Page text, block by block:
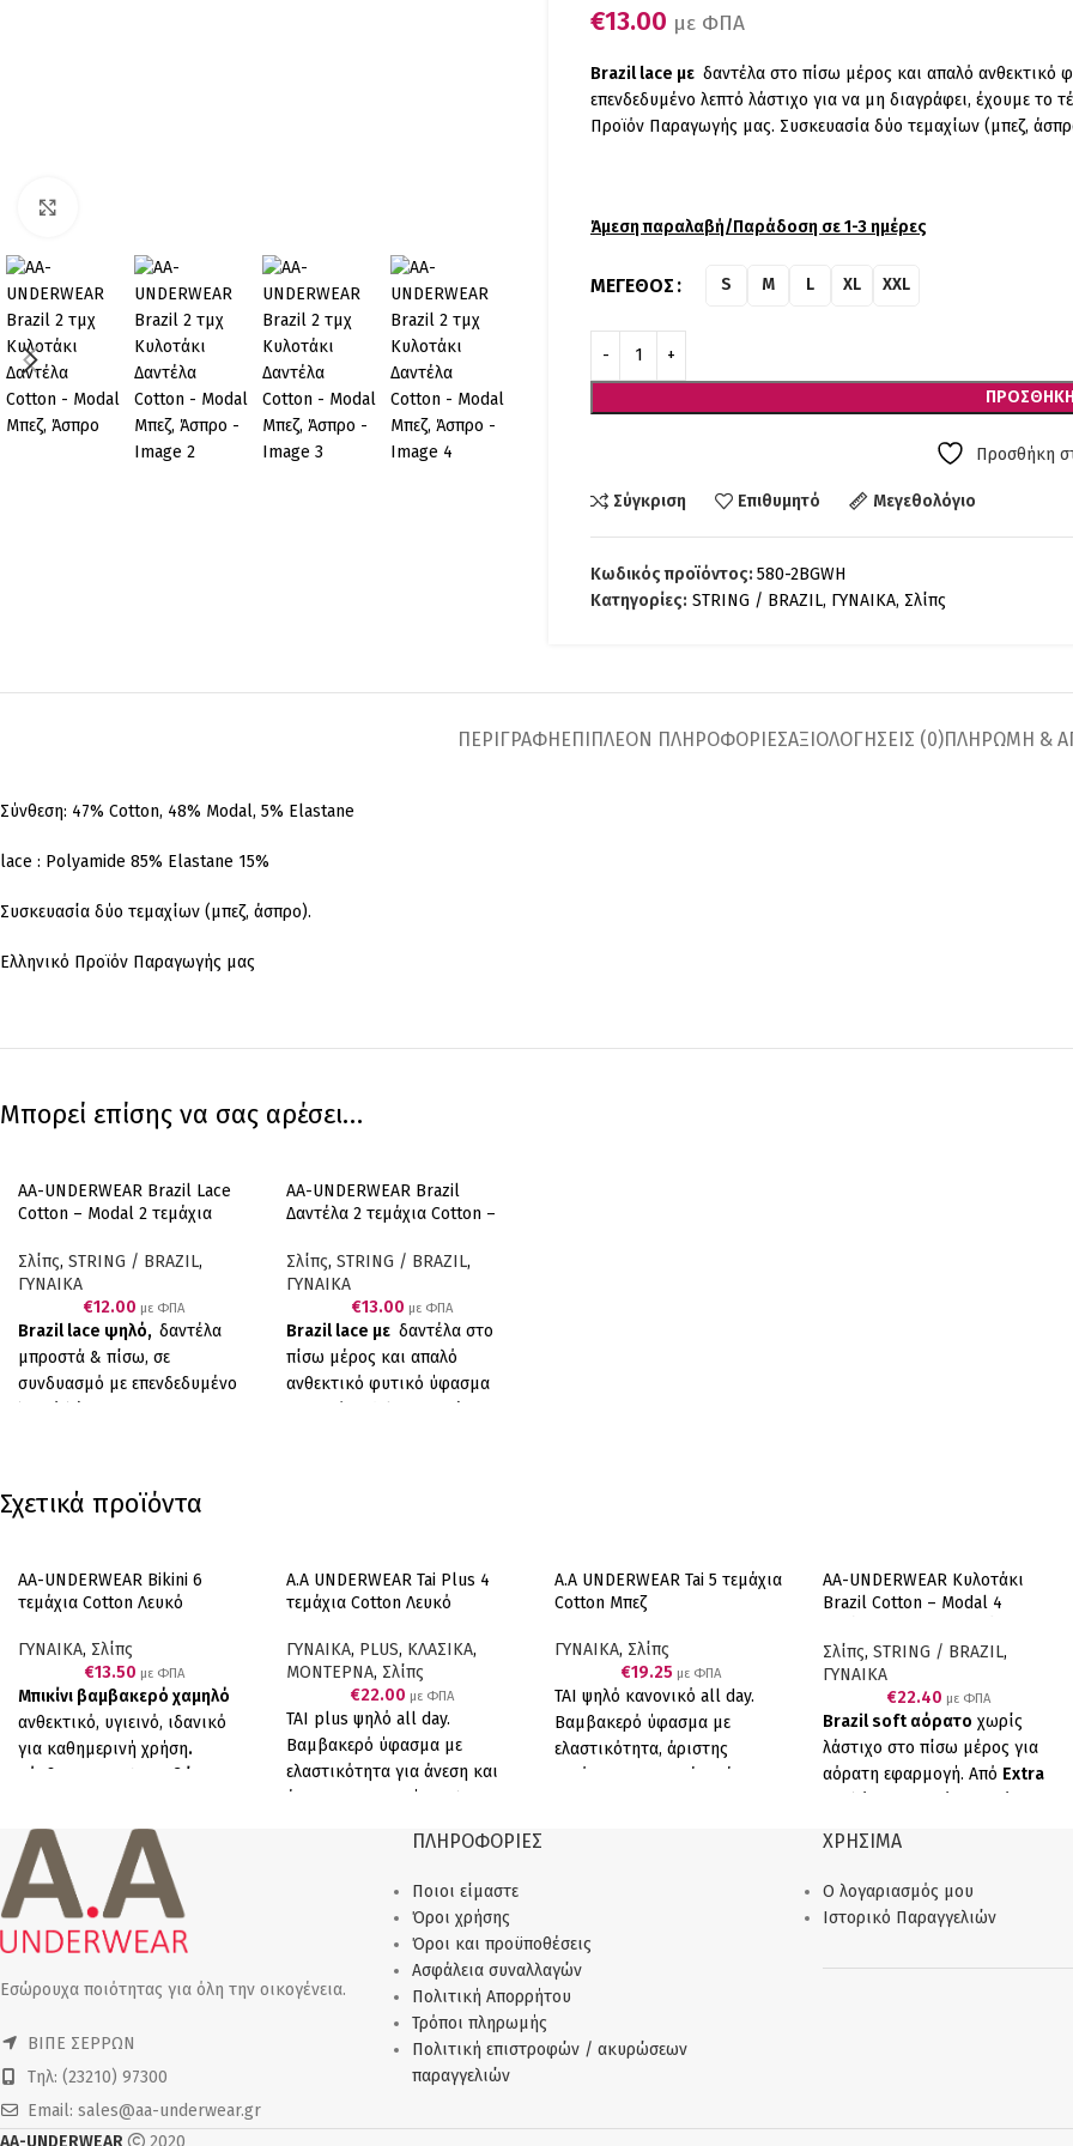
€13.00 με ΦΠΑ
Brazil lace με δαντέλα στο πίσω μέρος και απαλό
επενδεδυμένο λεπτό λάστιχο για να μη διαγράφει, έχουμε το
Προϊόν Παραγωγής μας. Συσκευασία δύο τεμαχίων (μπεζ,
Άμεση παραλαβή/Παράδοση σε 1-3 ημέρες
ΜΈΓΕΘΟΣ S M L XL XXL
Προσθήκη
Σύγκριση Επιθυμητό Μεγεθολόγιο
Κωδικός προϊόντος: 580-2BGWH
Κατηγορίες: STRING / BRAZIL, ΓΥΝΑΙΚΑ, Σλίπς
ΠΕΡΙΓΡΑΦΉΕΠΙΠΛΈΟΝ ΠΛΗΡΟΦΟΡΊΕΣΑΞΙΟΛΟΓΉΣΕΙΣ (0)ΠΛΗΡΩΜΗ &
Σύνθεση: 47% Cotton, 48% Modal, 5% Elastane
lace : Polyamide 85% Elastane 15%
Συσκευασία δύο τεμαχίων (μπεζ, άσπρο).
Ελληνικό Προϊόν Παραγωγής μας
Μπορεί επίσης να σας αρέσει…
AA-UNDERWEAR Brazil Lace
Cotton – Modal 2 τεμάχια
Σλίπς, STRING / BRAZIL,
ΓΥΝΑΙΚΑ
€12.00 με ΦΠΑ
Brazil lace ψηλό, δαντέλα
μπροστά & πίσω, σε
συνδυασμό με επενδεδυμένο
μας. Συσκευασία δύο
τεμαχίων (2 μαύρα).
AA-UNDERWEAR Brazil
Δαντέλα 2 τεμάχια Cotton –
Σλίπς, STRING / BRAZIL,
ΓΥΝΑΙΚΑ
€13.00 με ΦΠΑ
Brazil lace με δαντέλα στο
πίσω μέρος και απαλό
ανθεκτικό φυτικό ύφασμα
Ελληνικό Προϊόν Παραγωγής
μας. Συσκευασία δύο
Σχετικά προϊόντα
AA-UNDERWEAR Bikini 6
τεμάχια Cotton Λευκό
ΓΥΝΑΙΚΑ, Σλίπς
€13.50 με ΦΠΑ
Μπικίνι βαμβακερό χαμηλό
ανθεκτικό, υγιεινό, ιδανικό
για καθημερινή χρήση.
Σύνθεση: 100% Βαμβάκι
μας.
6 τεμαχίων (6
Λευκό).
A.A UNDERWEAR Tai Plus 4
τεμάχια Cotton Λευκό
ΓΥΝΑΙΚΑ, PLUS, ΚΛΑΣΙΚΑ,
ΜΟΝΤΕΡΝΑ, Σλίπς
€22.00 με ΦΠΑ
ΤΑΙ plus ψηλό all day.
Βαμβακερό ύφασμα με
ελαστικότητα για άνεση και
άριστη εφαρμογή. 90%
Συσκευασία τεσσάρων
A.A UNDERWEAR Tai 5 τεμάχια
Cotton Μπεζ
ΓΥΝΑΙΚΑ, Σλίπς
€19.25 με ΦΠΑ
ΤΑΙ ψηλό κανονικό all day.
Βαμβακερό ύφασμα με
ελαστικότητα, άριστης
ποιότητας προσφέρει άνεση,
AA-UNDERWEAR Κυλοτάκι
Brazil Cotton – Modal 4
Σλίπς, STRING / BRAZIL,
ΓΥΝΑΙΚΑ
€22.40 με ΦΠΑ
Brazil soft αόρατο χωρίς
λάστιχο στο πίσω μέρος για
αόρατη εφαρμογή. Από Extra
συνδυασμό με επενδεδυμένο
λεπτό λάστιχο για να μη
διαγράφει, έχουμε το τέλειο
αποτέλεσμα. Άνεση,
Εσώρουχα ποιότητας για όλη την οικογένεια.
ΒΙΠΕ ΣΕΡΡΩΝ
Τηλ: (23210) 97300
Email: sales@aa-underwear.gr
ΠΛΗΡΟΦΟΡΙΕΣ
Ποιοι είμαστε
Όροι χρήσης
Όροι και προϋποθέσεις
Ασφάλεια συναλλαγών
Πολιτική Απορρήτου
Τρόποι πληρωμής
Πολιτική επιστροφών / ακυρώσεων
παραγγελιών
ΧΡΗΣΙΜΑ
Ο λογαριασμός μου
Ιστορικό Παραγγελιών
AA-UNDERWEAR 2020